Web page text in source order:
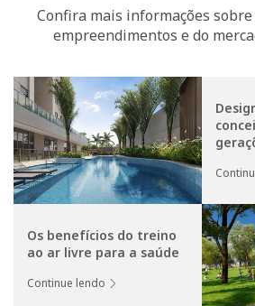
Confira mais informações
empreendimentos e do
Os benefícios do treino
ao ar livre para a saúde
Continue lendo